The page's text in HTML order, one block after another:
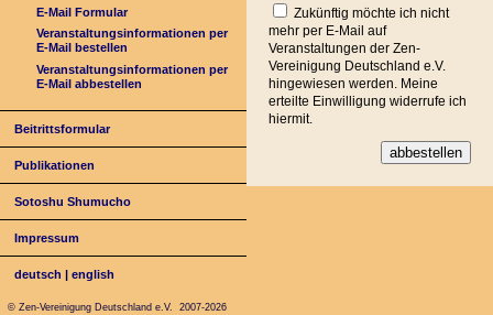
E-Mail Formular
Veranstaltungsinformationen per
E-Mail bestellen
Veranstaltungsinformationen per
E-Mail abbestellen
Beitrittsformular
Publikationen
Sotoshu Shumucho
Impressum
deutsch |english
Zukünftig möchte ich nicht
mehr per E-Mail auf
Veranstaltungen der Zen-
Vereinigung Deutschland e.V.
hingewiesen werden. Meine
erteilte Einwilligung widerrufe ich
hiermit.
© Zen-Vereinigung Deutschland e.V. 2007-2026